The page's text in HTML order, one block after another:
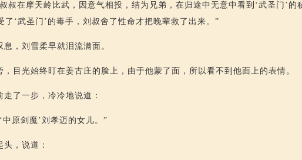
叔在摩天岭比武，因意气相投，结为兄弟，在归途中无意中看到‘武圣门’的
了‘武圣门’的毒手，刘叔舍了性命才把晚辈救了出来。”
，刘雪柔早就泪流满面。
，目光始终盯在姜古庄的脸上，由于他蒙了面，所以看不到他面上的表情。
了一步，冷冷地说道：
中原剑魔’刘孝迈的女儿。”
，说道：